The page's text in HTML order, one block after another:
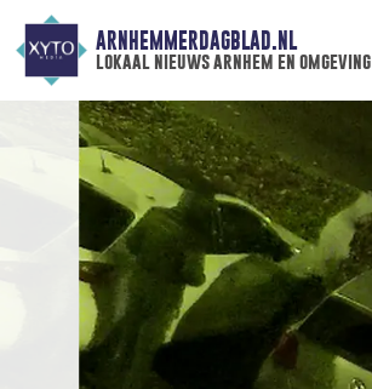
ARNHEMMERDAGBLAD.NL
lokaal nieuws arnhem en omgeving